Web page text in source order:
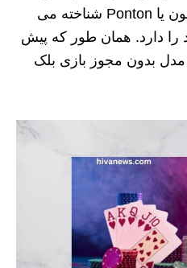
خانه ها و کازینوها با نام پونتون یا Ponton شناخته می
دارد. همان طور که پیش
اسپانیایی مدل بدون مجوز بازی بلک